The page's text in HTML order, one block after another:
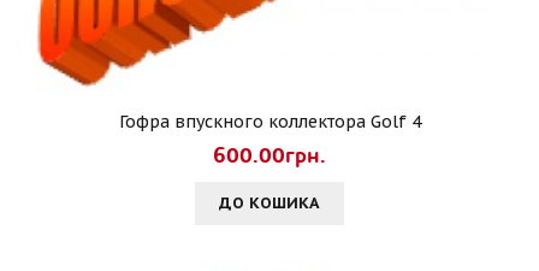
Гофра впускного коллектора Golf 4
600.00грн.
ДО КОШИКА